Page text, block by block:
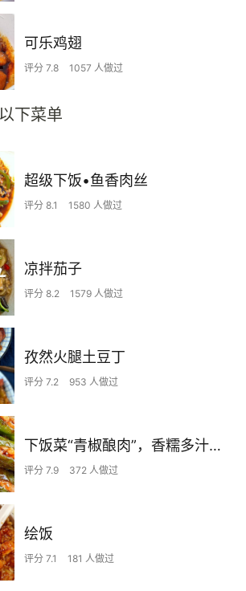
可乐鸡翅
评分 7.8 1057 人做过
下菜单
超级下饭•鱼香肉丝
评分 8.1 1580 人做过
凉拌茄子
评分 8.2 1579 人做过
孜然火腿土豆丁
评分 7.2 953 人做过
下饭菜“青椒酿肉”，香糯多汁鲜嫩下饭
评分 7.9 372 人做过
绘饭
评分 7.1 181 人做过